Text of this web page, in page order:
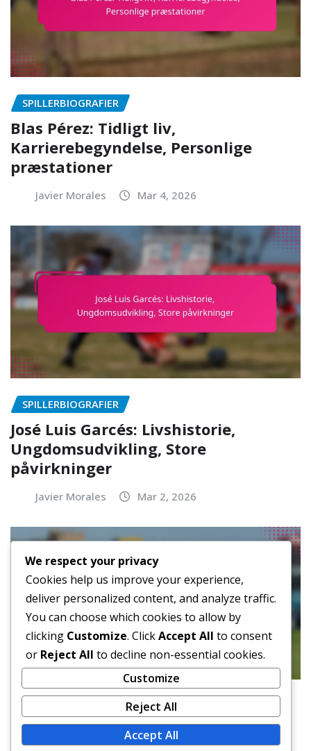
SPILLERBIOGRAFIER
Blas Pérez: Tidligt liv,
Karrierebegyndelse, Personlige
præstationer
Javier Morales Mar 4, 2026
SPILLERBIOGRAFIER
José Luis Garcés: Livshistorie,
Ungdomsudvikling, Store
påvirkninger
Javier Morales Mar 2, 2026
Ernesto Walker: Livshistorie,
We respect your privacy
Cookies help us improve your experience,
deliver personalized content, and analyze traffic.
You can choose which cookies to allow by
clicking Customize. ClickAccept All to consent
or Reject All to decline non-essential cookies.
Customize
Reject All
Accept All